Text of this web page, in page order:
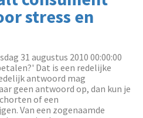
stress en
31 augustus 2010 00:00:00
Dat is een redelijke
antwoord mag
geen antwoord op, dan kun je
of een
Van een zogenaamde